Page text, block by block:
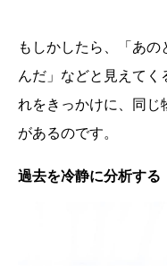
もしかしたら、「あ
んだ」などと見えて
れをきっかけに、同じ
があるのです。
過去を冷静に分析する